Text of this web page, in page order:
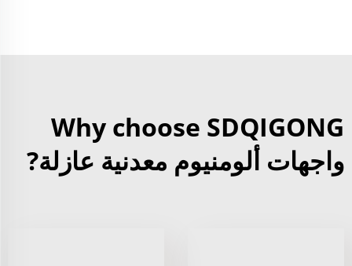
Why choose SDQIGONG
واجهات ألومنيوم معدنية عازلة?